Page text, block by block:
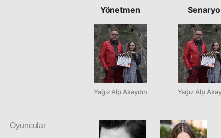
Yönetmen
Yağız Alp Akaydın
Senaryo
Yağız Alp
Oyuncular